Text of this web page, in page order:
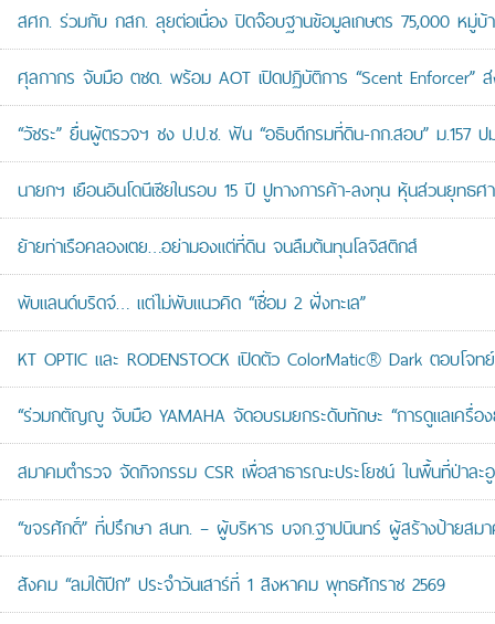
สศก. ร่วมกับ กสก. ลุยต่อเนื่อง ปิดจ๊อบฐานข้อมูลเกษตร 75,000 หมู่
ศุลกากร จับมือ ตชด. พร้อม AOT เปิดปฏิบัติการ “Scent Enforcer”
“วัชระ” ยื่นผู้ตรวจฯ ชง ป.ป.ช. ฟัน “อธิบดีกรมที่ดิน-กก.สอบ” ม.157 ป
นายกฯ เยือนอินโดนีเซียในรอบ 15 ปี ปูทางการค้า-ลงทุน หุ้นส่วนยุทธศ
ย้ายท่าเรือคลองเตย…อย่ามองแต่ที่ดิน จนลืมต้นทุนโลจิสติกส์
พับแลนด์บริดจ์… แต่ไม่พับแนวคิด “เชื่อม 2 ฝั่งทะเล”
KT OPTIC และ RODENSTOCK เปิดตัว ColorMatic® Dark ตอบโจ
“ร่วมกตัญญู จับมือ YAMAHA จัดอบรมยกระดับทักษะ “การดูแลเครื่อ
สมาคมตำรวจ จัดกิจกรรม CSR เพื่อสาธารณะประโยชน์ ในพื้นที่ป่าละอู
“ขจรศักดิ์” ที่ปรึกษา สนท. – ผู้บริหาร บจก.ฐาปนินทร์ ผู้สร้างป้ายสม
สังคม “ลมใต้ปีก” ประจำวันเสาร์ที่ 1 สิงหาคม พุทธศักราช 2569